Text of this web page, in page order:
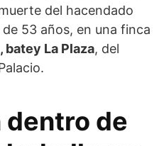
del hacendado
de 53 años, en una finca
batey La Plaza, del
de